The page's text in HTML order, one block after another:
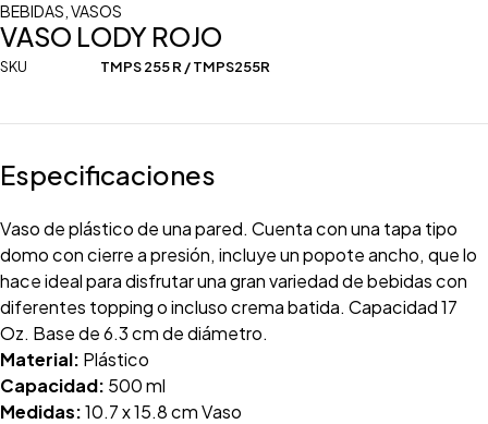
BEBIDAS VASOS
VASO LODY ROJO
SKU TMPS 255 R / TMPS255R
Especificaciones
Vaso de plástico de una pared. Cuenta con una tapa tipo
domo con cierre a presión, incluye un popote ancho, que lo
hace ideal para disfrutar una gran variedad de bebidas con
diferentes topping o incluso crema batida. Capacidad 17
Oz. Base de 6.3 cm de diámetro.
Material: Plástico
Capacidad: 500 ml
Medidas:10.7 x 15.8 cm Vaso